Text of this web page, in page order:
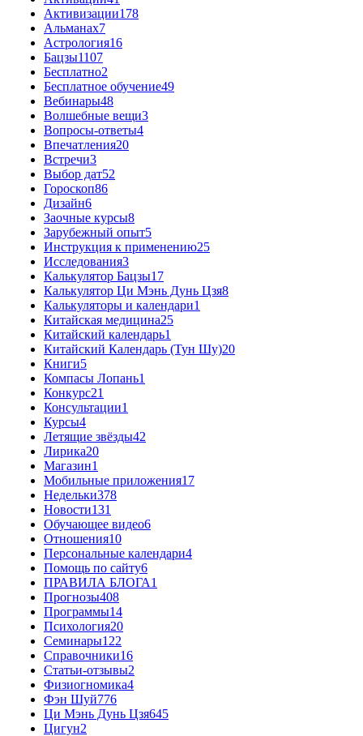
Активизации178
Альманах7
Астрология16
Бацзы1107
Бесплатно2
Бесплатное обучение49
Вебинары48
Волшебные вещи3
Вопросы-ответы4
Впечатления20
Встречи3
Выбор дат52
Гороскоп86
Дизайн6
Заочные курсы8
Зарубежный опыт5
Инструкция к применению25
Исследования3
Калькулятор Бацзы17
Калькулятор Ци Мэнь Дунь Цзя8
Калькуляторы и календари1
Китайская медицина25
Китайский календарь1
Китайский Календарь (Тун Шу)20
Книги5
Компасы Лопань1
Конкурс21
Консультации1
Курсы4
Летящие звёзды42
Лирика20
Магазин1
Мобильные приложения17
Недельки378
Новости131
Обучающее видео6
Отношения10
Персональные календари4
Помощь по сайту6
ПРАВИЛА БЛОГА1
Прогнозы408
Программы14
Психология20
Семинары122
Справочники16
Статьи-отзывы2
Физиогномика4
Фэн Шуй776
Ци Мэнь Дунь Цзя645
Цигун2